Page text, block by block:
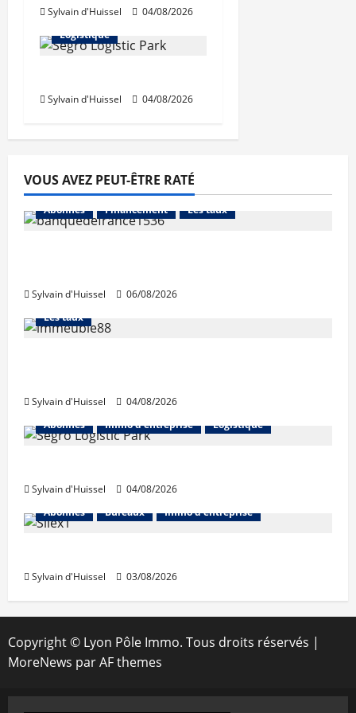
Sylvain d'Huissel 04/08/2026
Immo d'entreprise
Logistique
Sylvain d'Huissel 04/08/2026
VOUS AVEZ PEUT-ÊTRE RATÉ
Abonnés Financement Les taux
Sylvain d'Huissel 06/08/2026
Abonnés Financement
Les taux
Sylvain d'Huissel
04/08/2026
Abonnés
Immo d'entreprise Logistique
Sylvain d'Huissel
04/08/2026
Abonnés
Bureaux Immo d'entreprise
Sylvain d'Huissel 03/08/2026
Copyright © Lyon Pôle Immo. Tous droits réservés |
MoreNews par AF themes